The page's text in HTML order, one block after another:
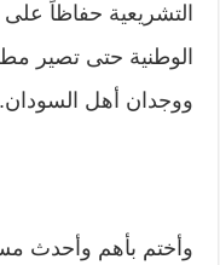
التشريعية حفاظاً
الوطنية حتى تصير
ووجدان أهل السودان.
وأختم بأهم وأحدث